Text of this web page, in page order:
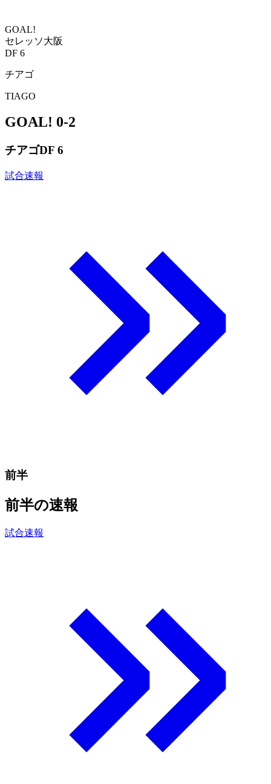
GOAL!
セレッソ大阪
DF 6
チアゴ
TIAGO
GOAL! 0-2
チアゴDF 6
試合速報
前半
前半の速報
試合速報